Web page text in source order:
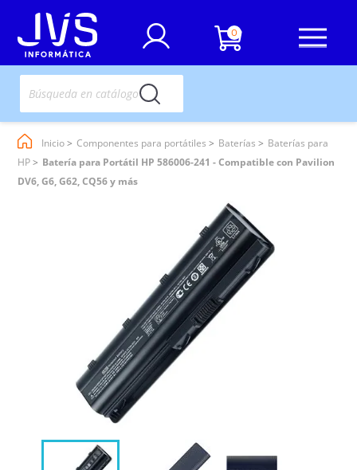
0
Inicio Componentes para portátiles Baterías
Baterías para
HP
Batería para Portátil HP 586006-241 - Compatible con Pavilion
DV6, G6, G62, CQ56 y más